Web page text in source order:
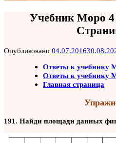
Учебник Моро 4
Опубликовано 04.07.2016
Ответы к учебнику
Ответы к учебнику
Главная страница
191. Найди площади данных